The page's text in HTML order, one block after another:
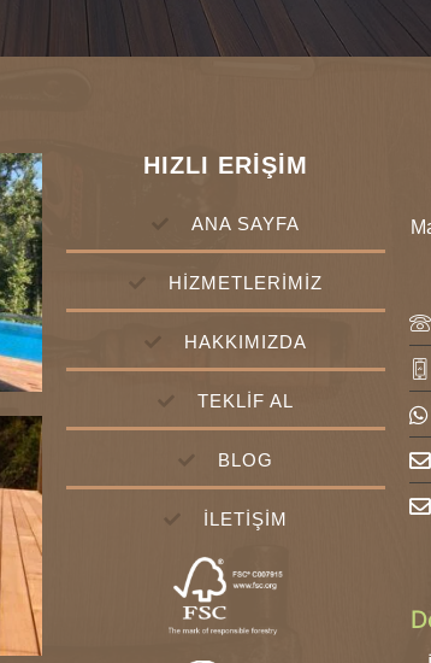
HIZLI ERİŞİM
ANA SAYFA
HİZMETLERİMİZ
HAKKIMIZDA
TEKLİF AL
BLOG
İLETİŞİM